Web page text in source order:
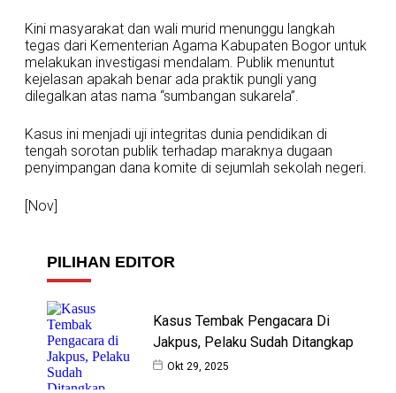
Kini masyarakat dan wali murid menunggu langkah
tegas dari Kementerian Agama Kabupaten Bogor untuk
melakukan investigasi mendalam. Publik menuntut
kejelasan apakah benar ada praktik pungli yang
dilegalkan atas nama “sumbangan sukarela”.
Kasus ini menjadi uji integritas dunia pendidikan di
tengah sorotan publik terhadap maraknya dugaan
penyimpangan dana komite di sejumlah sekolah negeri.
[Nov]
PILIHAN EDITOR
Kasus Tembak Pengacara Di
Jakpus, Pelaku Sudah Ditangkap
Okt 29, 2025